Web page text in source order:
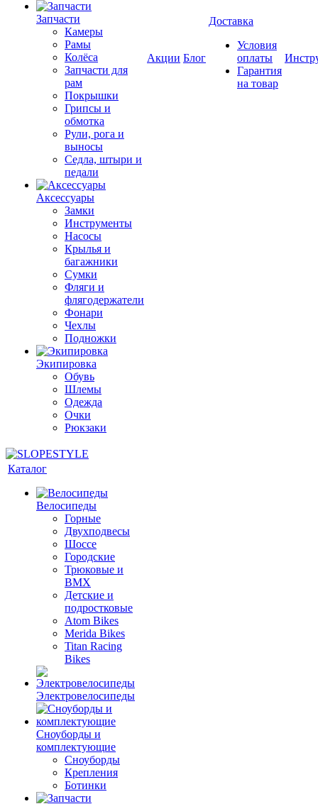
Запчасти
Камеры
Рамы
Колёса
Запчасти для
рам
Покрышки
Грипсы и
обмотка
Рули, рога и
выносы
Седла, штыри и
педали
Аксессуары
Замки
Инструменты
Насосы
Крылья и
багажники
Сумки
Фляги и
флягодержатели
Фонари
Чехлы
Подножки
Экипировка
Обувь
Шлемы
Одежда
Очки
Рюкзаки
Акции Блог
Доставка
Условия
оплаты
Гарантия
на товар
Каталог
Велосипеды
Горные
Двухподвесы
Шоссе
Городские
Трюковые и
BMX
Детские и
подростковые
Atom Bikes
Merida Bikes
Titan Racing
Bikes
Электровелосипеды
Cноуборды и
комплектующие
Сноуборды
Крепления
Ботинки